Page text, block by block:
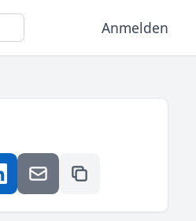
Anmelden